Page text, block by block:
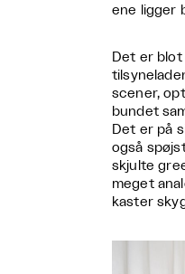
ene ligger
Det er
scener,
bundet
Det er på
også
skjulte
meget
kaster